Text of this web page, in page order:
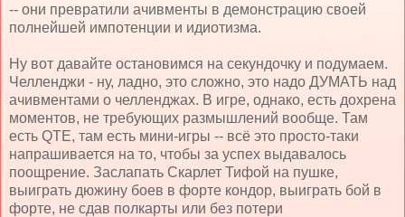
-- они превратили ачивменты в демонстрацию своей
полнейшей импотенции и идиотизма.
Ну вот давайте остановимся на секундочку и подумаем.
Челленджи - ну, ладно, это сложно, это надо ДУМАТЬ над
ачивментами о челленджах. В игре, однако, есть дохрена
моментов, не требующих размышлений вообще. Там
есть QTE, там есть мини-игры -- всё это просто-таки
напрашивается на то, чтобы за успех выдавалось
поощрение. Заслапать Скарлет Тифой на пушке,
выиграть дюжину боев в форте кондор, выиграть бой в
форте, не сдав полкарты или без потери